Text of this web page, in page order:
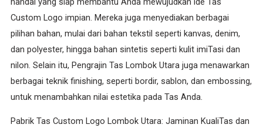
Custom Logo impian. Mereka juga menyediakan berbagai
pilihan bahan, mulai dari bahan tekstil seperti kanvas, denim,
dan polyester, hingga bahan sintetis seperti kulit imiTasi dan
nilon. Selain itu, Pengrajin Tas Lombok Utara juga menawarkan
berbagai teknik finishing, seperti bordir, sablon, dan embossing,
untuk menambahkan nilai estetika pada Tas Anda.
Pabrik Tas Custom Logo Lombok Utara: Jaminan KualiTas dan